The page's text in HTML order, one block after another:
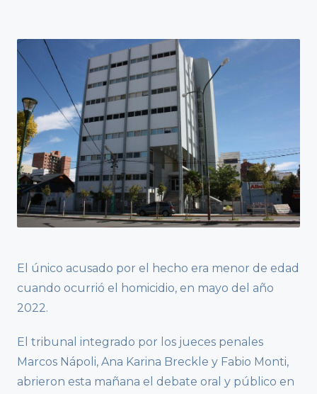
El único acusado por el hecho era menor de edad
cuando ocurrió el homicidio, en mayo del año
2022.
El tribunal integrado por los jueces penales
Marcos Nápoli, Ana Karina Breckle y Fabio Monti,
abrieron esta mañana el debate oral y público en